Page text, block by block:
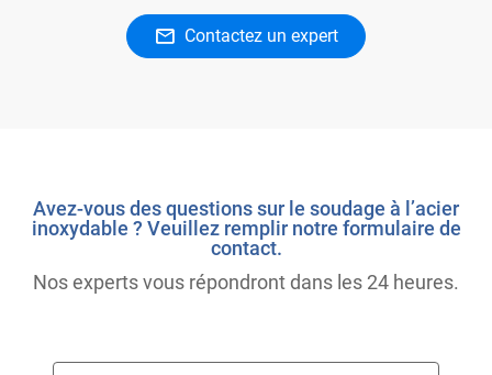
Contactez un expert
Avez-vous des questions sur le soudage à l’acier
inoxydable ? Veuillez remplir notre formulaire de
contact.
Nos experts vous répondront dans les 24 heures.